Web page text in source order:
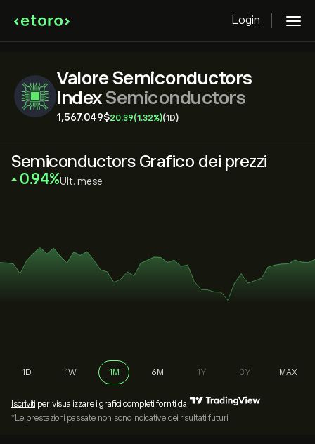
Login
Valore Semiconductors
IndexSemiconductors
1,567.049‎$‎20.39(1.32%)(1D)
Semiconductors Grafico dei prezzi
‎0.94‎ Ult. mese
1D 1W 1M 6M 1Y 3Y MAX
Iscriviti per visualizzare i grafici completi forniti da
*Le prestazioni passate non sono indicative dei risultati futuri